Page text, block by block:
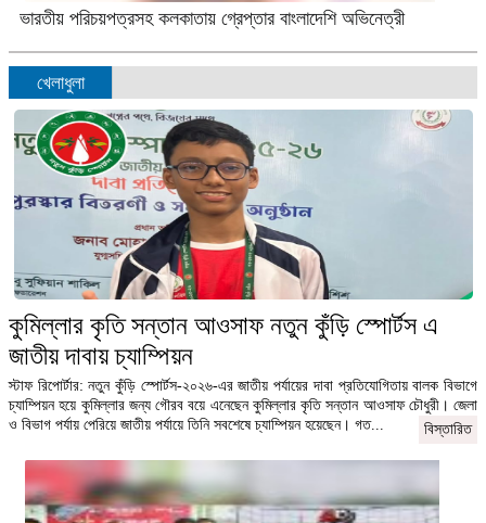
ভারতীয় পরিচয়পত্রসহ কলকাতায় গ্রেপ্তার বাংলাদেশি অভিনেত্রী
খেলাধুলা
কুমিল্লার কৃতি সন্তান আওসাফ নতুন কুঁড়ি স্পোর্টস এ
জাতীয় দাবায় চ্যাম্পিয়ন
স্টাফ রিপোর্টার: নতুন কুঁড়ি স্পোর্টস-২০২৬-এর জাতীয় পর্যায়ের দাবা প্রতিযোগিতায় বালক বিভাগে
চ্যাম্পিয়ন হয়ে কুমিল্লার জন্য গৌরব বয়ে এনেছেন কুমিল্লার কৃতি সন্তান আওসাফ চৌধুরী। জেলা
ও বিভাগ পর্যায় পেরিয়ে জাতীয় পর্যায়ে তিনি সবশেষে চ্যাম্পিয়ন হয়েছেন। গত...
বিস্তারিত